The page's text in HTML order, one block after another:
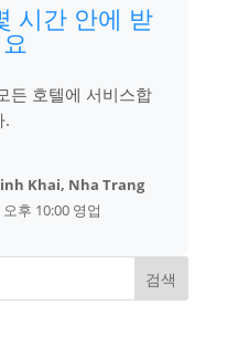
시간 안에 받
든 호텔에 서비스합
.
Khai, Nha Trang
후 10:00 영업